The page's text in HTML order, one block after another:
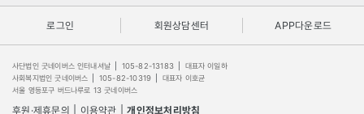
로그인 회원상담센터 APP다운로드
사단법인 굿네이버스 인터내셔날 105-82-13183
대표자 이일하
사회복지법인 굿네이버스
105-82-10319
대표자 이호균
서울 영등포구 버드나루로 13 굿네이버스
후원·제휴문의 이용약관 개인정보처리방침